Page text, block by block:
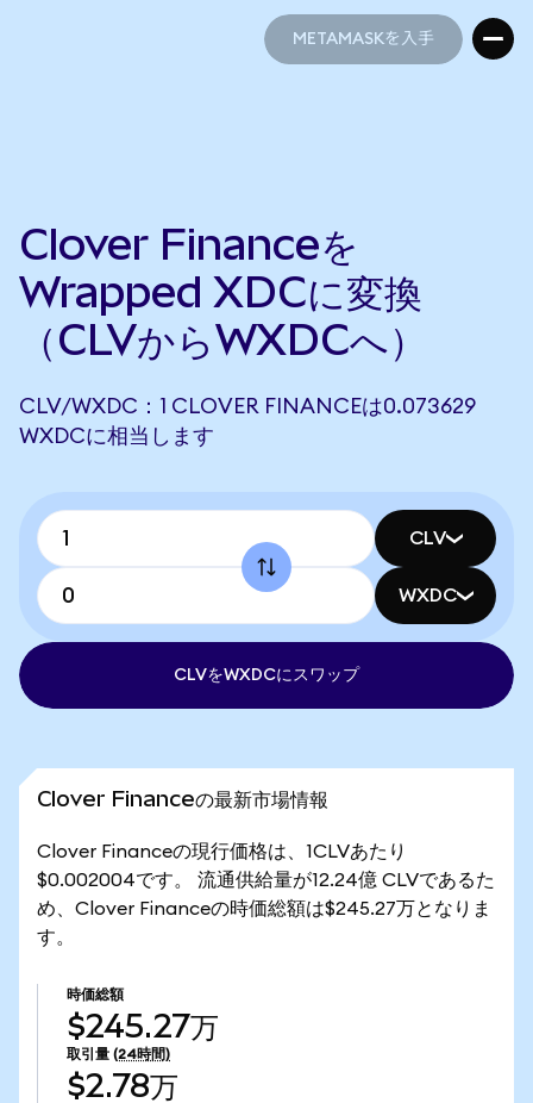
METAMASKを入手
Clover Financeを
Wrapped XDCに変換
（CLVからWXDCへ）
CLV/WXDC：1 CLOVER FINANCEは0.073629
WXDCに相当します
CLV
WXDC
CLVをWXDCにスワップ
Clover Financeの最新市場情報
Clover Financeの現行価格は、1CLVあたり
$0.002004です。 流通供給量が12.24億 CLVであるた
め、Clover Financeの時価総額は$245.27万となりま
す。
時価総額
$245.27万
取引量 (24時間)
$2.78万